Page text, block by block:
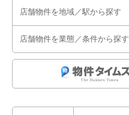
店舗物件を地域／駅から探す
店舗物件を業態／条件から探す